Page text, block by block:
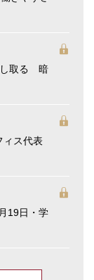
し取る 暗
ィス代表
19日・学